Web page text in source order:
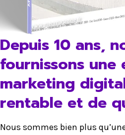
Depuis 10 ans,
fournissons une
marketing
rentable et de
Nous sommes bien plus